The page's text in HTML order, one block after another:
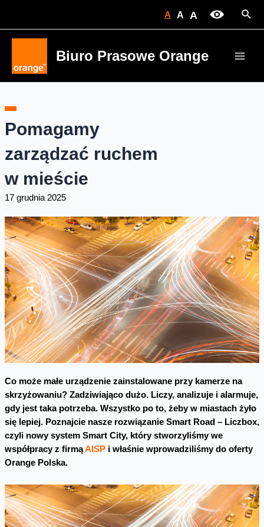
A A A
Biuro Prasowe Orange
Pomagamy
zarządzać ruchem
w mieście
17 grudnia 2025
Co może małe urządzenie zainstalowane przy kamerze na
skrzyżowaniu? Zadziwiająco dużo. Liczy, analizuje i alarmuje,
gdy jest taka potrzeba. Wszystko po to, żeby w miastach żyło
się lepiej. Poznajcie nasze rozwiązanie Smart Road – Liczbox,
czyli nowy system Smart City, który stworzyliśmy we
współpracy z firmąAISPi właśnie wprowadziliśmy do oferty
Orange Polska.